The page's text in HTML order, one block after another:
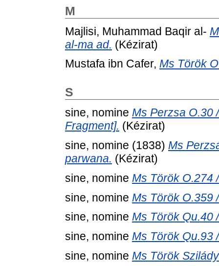
M
Majlisi, Muhammad Baqir al-
al-ma ad. (Kézirat)
Mustafa ibn Cafer, Ms Török
S
sine, nomine Ms Perzsa O.30
Fragment]. (Kézirat)
sine, nomine (1838) Ms
parwana. (Kézirat)
sine, nomine Ms Török O.274
sine, nomine Ms Török O.359
sine, nomine Ms Török Qu.40
sine, nomine Ms Török Qu.93
sine, nomine Ms Török